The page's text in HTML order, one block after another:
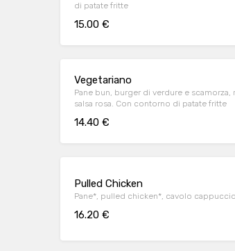
di patate fritte
15.00 €
Vegetariano
Pane bun, burger di verdure e
salsa rosa. Con contorno di patate fritte
14.40 €
Pulled Chicken
Pane*, pulled chicken*, cavolo
16.20 €